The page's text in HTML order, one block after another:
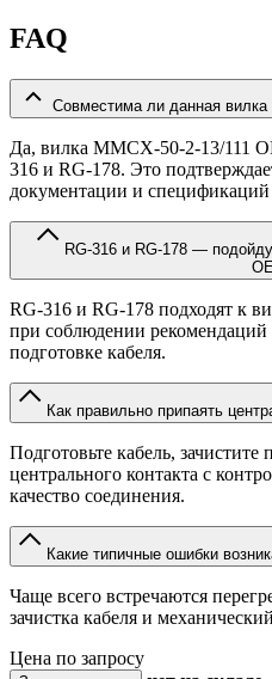
FAQ
Совместима ли данная
Да, вилка MMCX-50-2-13/111
316 и RG-178. Это
документации и
RG-316 и RG-178 подходят к
при соблюдении
подготовке кабеля.
Как правильно припаять
Подготовьте кабель,
центрального контакта с
качество соединения.
Какие типичные ошибки
Чаще всего встречаются
зачистка кабеля и
Цена по запросу